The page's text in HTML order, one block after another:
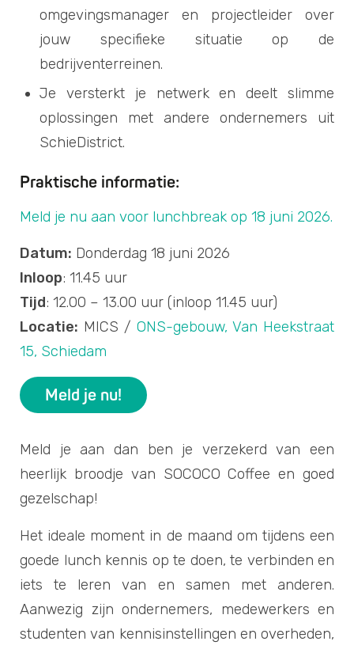
omgevingsmanager en projectleider over
jouw specifieke situatie op de
bedrijventerreinen.
Je versterkt je netwerk en deelt slimme
oplossingen met andere ondernemers uit
SchieDistrict.
Praktische informatie:
Meld je nu aan voor lunchbreak op 18 juni 2026.
Datum: Donderdag 18 juni 2026
Inloop: 11.45 uur
Tijd: 12.00 – 13.00 uur (inloop 11.45 uur)
Locatie: MICS / ONS-gebouw, Van Heekstraat
15, Schiedam
Meld je nu!
Meld je aan dan ben je verzekerd van een
heerlijk broodje van SOCOCO Coffee en goed
gezelschap!
Het ideale moment in de maand om tijdens een
goede lunch kennis op te doen, te verbinden en
iets te leren van en samen met anderen.
Aanwezig zijn ondernemers, medewerkers en
studenten van kennisinstellingen en overheden,